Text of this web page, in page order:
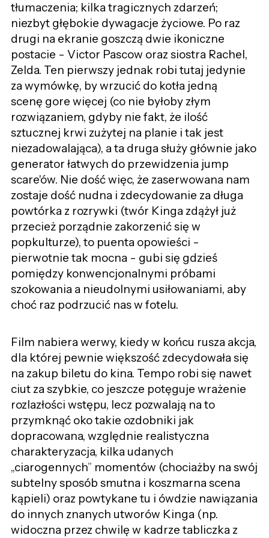
tłumaczenia; kilka tragicznych zdarzeń;
niezbyt głębokie dywagacje życiowe. Po raz
drugi na ekranie goszczą dwie ikoniczne
postacie - Victor Pascow oraz siostra Rachel,
Zelda. Ten pierwszy jednak robi tutaj jedynie
za wymówkę, by wrzucić do kotła jedną
scenę gore więcej (co nie byłoby złym
rozwiązaniem, gdyby nie fakt, że ilość
sztucznej krwi zużytej na planie i tak jest
niezadowalająca), a ta druga służy głównie jako
generator łatwych do przewidzenia jump
scare'ów. Nie dość więc, że zaserwowana nam
zostaje dość nudna i zdecydowanie za długa
powtórka z rozrywki (twór Kinga zdążył już
przecież porządnie zakorzenić się w
popkulturze), to puenta opowieści -
pierwotnie tak mocna - gubi się gdzieś
pomiędzy konwencjonalnymi próbami
szokowania a nieudolnymi usiłowaniami, aby
choć raz podrzucić nas w fotelu.
Film nabiera werwy, kiedy w końcu rusza akcja,
dla której pewnie większość zdecydowała się
na zakup biletu do kina. Tempo robi się nawet
ciut za szybkie, co jeszcze potęguje wrażenie
rozlazłości wstępu, lecz pozwalają na to
przymknąć oko takie ozdobniki jak
dopracowana, względnie realistyczna
charakteryzacja, kilka udanych
„ciarogennych” momentów (chociażby na swój
subtelny sposób smutna i koszmarna scena
kąpieli) oraz powtykane tu i ówdzie nawiązania
do innych znanych utworów Kinga (np.
widoczna przez chwilę w kadrze tabliczka z